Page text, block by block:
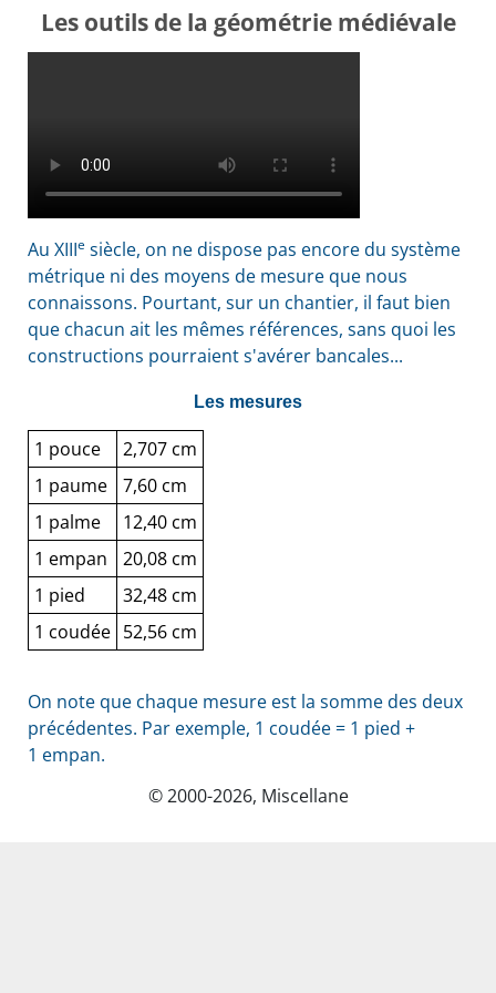
Les outils de la géométrie médiévale
Au XIIIe siècle, on ne dispose pas encore du système
métrique ni des moyens de mesure que nous
connaissons. Pourtant, sur un chantier, il faut bien
que chacun ait les mêmes références, sans quoi les
constructions pourraient s'avérer bancales...
Les mesures
1 pouce
2,707 cm
1 paume
7,60 cm
1 palme
12,40 cm
1 empan
20,08 cm
1 pied
32,48 cm
1 coudée 52,56 cm
On note que chaque mesure est la somme des deux
précédentes. Par exemple, 1 coudée = 1 pied +
1 empan.
© 2000-2026, Miscellane